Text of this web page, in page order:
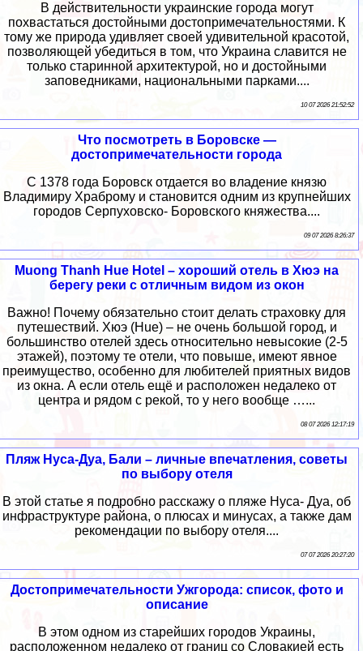
В действительности украинские города могут
похвастаться достойными достопримечательностями. К
тому же природа удивляет своей удивительной красотой,
позволяющей убедиться в том, что Украина славится не
только старинной архитектурой, но и достойными
заповедниками, национальными парками....
10 07 2026 21:52:52
Что посмотреть в Боровске —
достопримечательности города
С 1378 года Боровск отдается во владение князю
Владимиру Храброму и становится одним из крупнейших
городов Серпуховско- Боровского княжества....
09 07 2026 8:26:37
Muong Thanh Hue Hotel – хороший отель в Хюэ на
берегу реки с отличным видом из окон
Важно! Почему обязательно стоит делать страховку для
путешествий. Хюэ (Hue) – не очень большой город, и
большинство отелей здесь относительно невысокие (2-5
этажей), поэтому те отели, что повыше, имеют явное
преимущество, особенно для любителей приятных видов
из окна. А если отель ещё и расположен недалеко от
центра и рядом с рекой, то у него вообще …...
08 07 2026 12:17:19
Пляж Нуса-Дуа, Бали – личные впечатления, советы
по выбору отеля
В этой статье я подробно расскажу о пляже Нуса- Дуа, об
инфраструктуре района, о плюсах и минусах, а также дам
рекомендации по выбору отеля....
07 07 2026 20:27:20
Достопримечательности Ужгорода: список, фото и
описание
В этом одном из старейших городов Украины,
расположенном недалеко от границ со Словакией есть